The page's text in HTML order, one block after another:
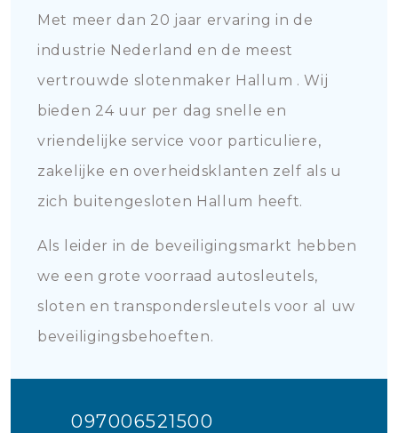
Met meer dan 20 jaar ervaring in de
industrie Nederland en de meest
vertrouwde slotenmaker Hallum . Wij
bieden 24 uur per dag snelle en
vriendelijke service voor particuliere,
zakelijke en overheidsklanten zelf als u
zich buitengesloten Hallum heeft.
Als leider in de beveiligingsmarkt hebben
we een grote voorraad autosleutels,
sloten en transpondersleutels voor al uw
beveiligingsbehoeften.
097006521500